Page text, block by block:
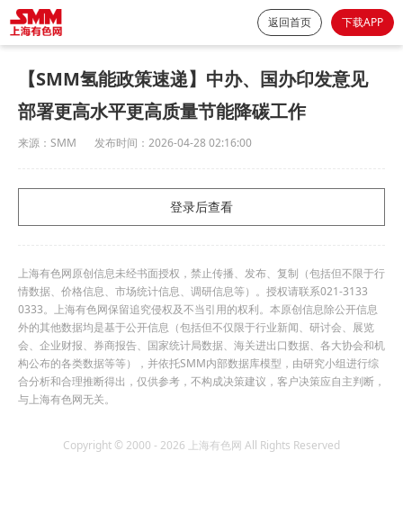
返回首页 下载APP
【SMM氢能政策速递】中办、国办印发意见
部署更高水平更高质量节能降碳工作
来源： SMM 发布时间： 2026-04-28 02:16:00
登录后查看
上海有色网原创信息未经书面授权，禁止传播、发布、复制（包括但不限于行
情数据、价格信息、市场统计信息、调研信息等）。授权请联系021-3133
0333。上海有色网保留追究侵权及不当引用的权利。本原创信息除公开信息
外的其他数据均是基于公开信息（包括但不仅限于行业新闻、研讨会、展览
会、企业财报、券商报告、国家统计局数据、海关进出口数据、各大协会和机
构公布的各类数据等等），并依托SMM内部数据库模型，由研究小组进行综
合分析和合理推断得出，仅供参考，不构成决策建议，客户决策应自主判断，
与上海有色网无关。
Copyright © 2000 - 2026 上海有色网 All Rights Reserved